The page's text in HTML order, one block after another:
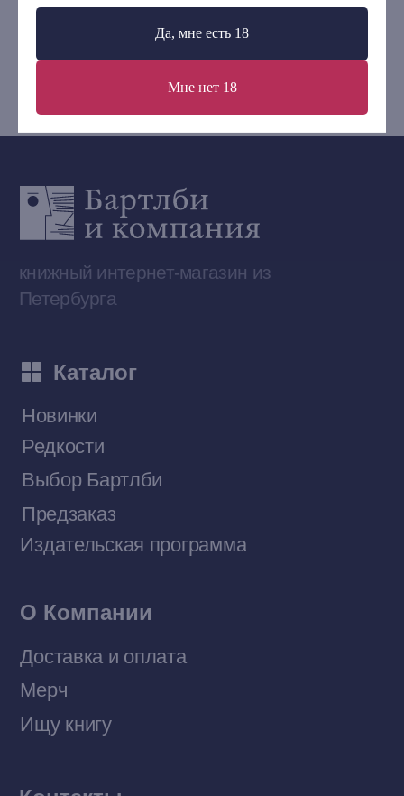
Да, мне есть 18
Мне нет 18
Договор оферты
Разработка MÓNT-DESIGN
Политика конфиденциальности
© 2026 Все права защищены
Приобрести книги на Ozon
Наши книги на «Авито»
Telegram-канал